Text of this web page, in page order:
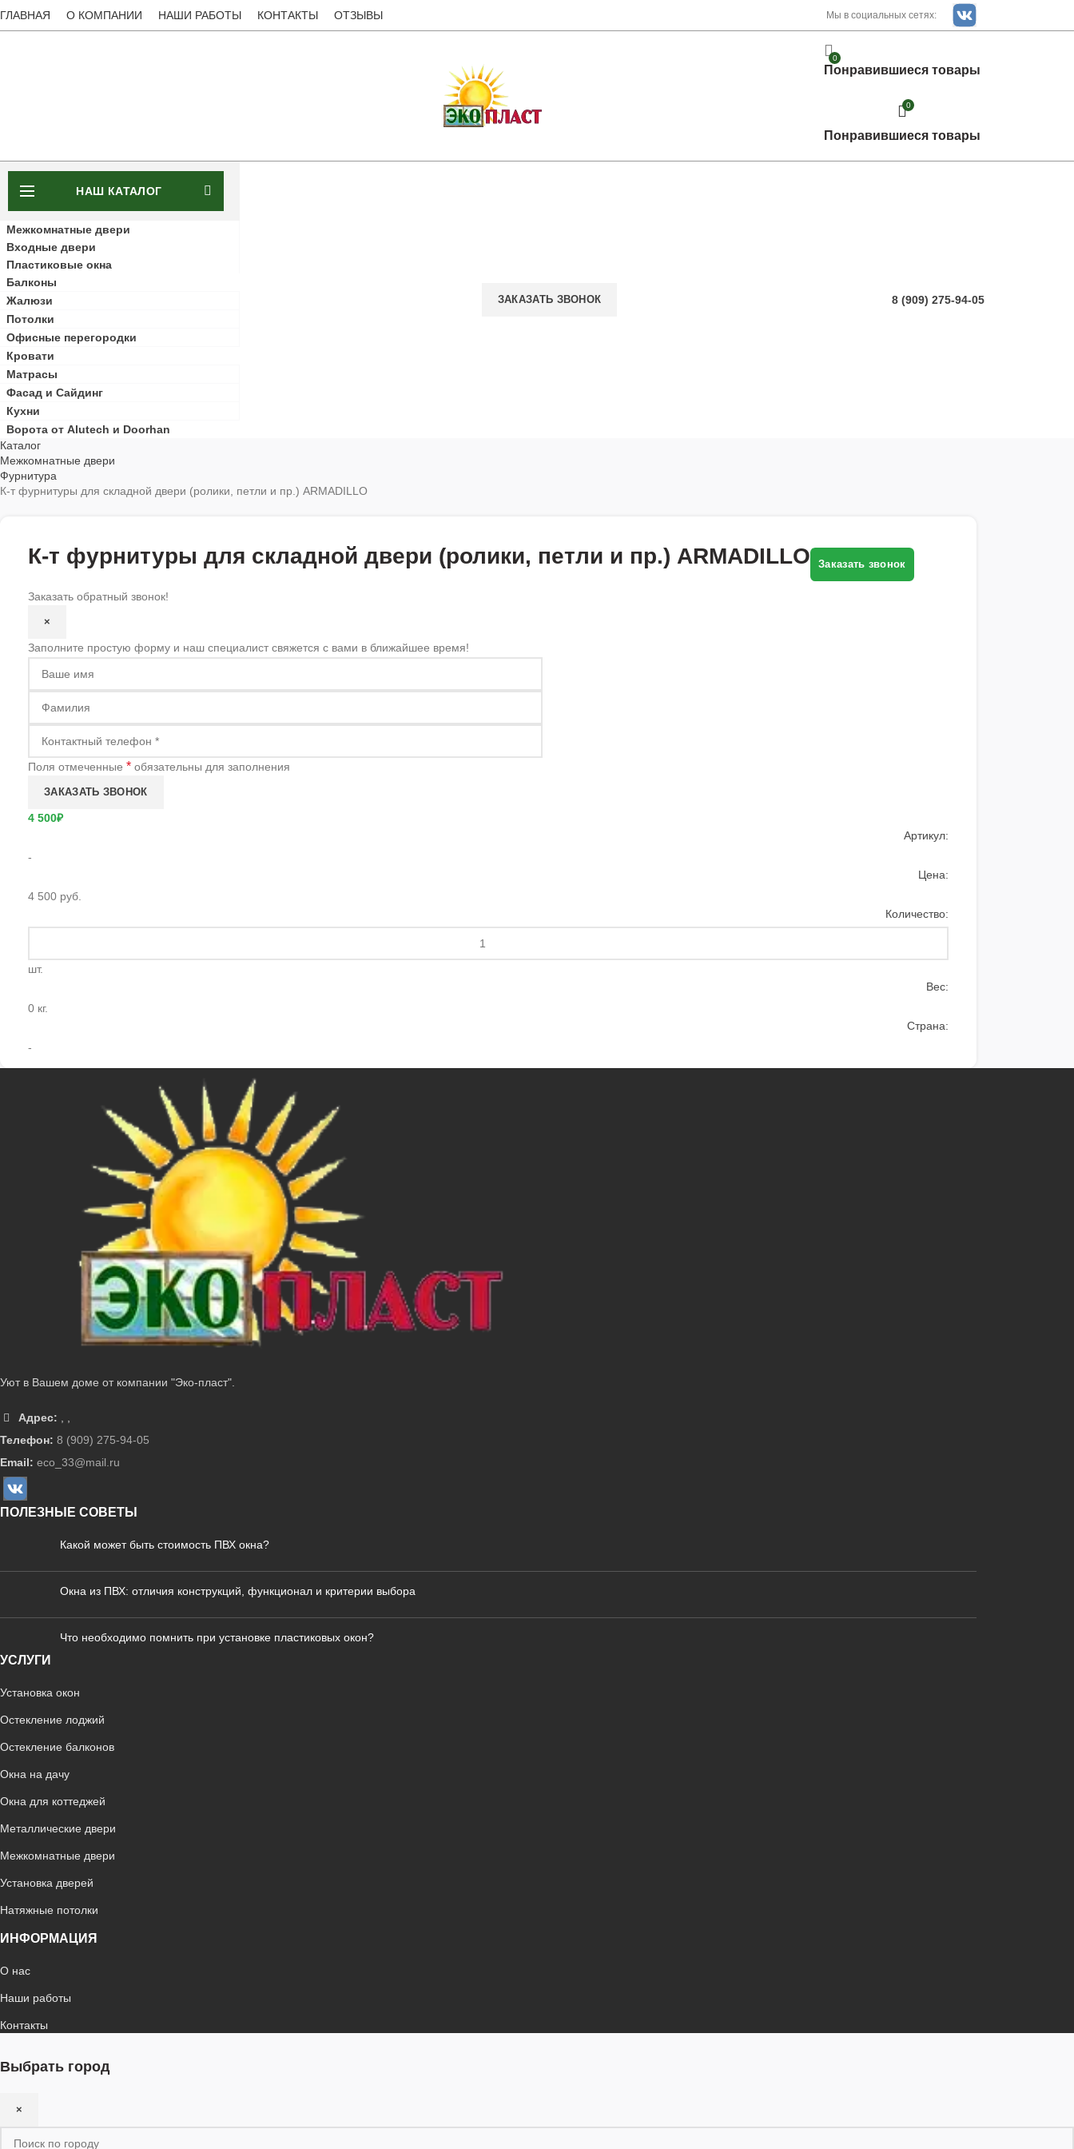
ГЛАВНАЯ О КОМПАНИИ НАШИ РАБОТЫ КОНТАКТЫ ОТЗЫВЫ Мы в социальных сетях:
0
Понравившиеся товары
0
Понравившиеся товары
НАШ КАТАЛОГ
Межкомнатные двери
Входные двери
Пластиковые окна
Балконы
Жалюзи
Потолки
Офисные перегородки
Кровати
Матрасы
Фасад и Сайдинг
Кухни
Ворота от Alutech и Doorhan
ЗАКАЗАТЬ ЗВОНОК 8 (909) 275-94-05
Каталог
Межкомнатные двери
Фурнитура
К-т фурнитуры для складной двери (ролики, петли и пр.) ARMADILLO
К-т фурнитуры для складной двери (ролики, петли и пр.) ARMADILLO Заказать звонок
Заказать обратный звонок!
×
Заполните простую форму и наш специалист свяжется с вами в ближайшее время!
Поля отмеченные * обязательны для заполнения
4 500₽
Артикул:
-
Цена:
4 500 руб.
Количество:
шт.
Вес:
0 кг.
Страна:
-
Уют в Вашем доме от компании "Эко-пласт".
Адрес: , ,
Телефон: 8 (909) 275-94-05
Email: eco_33@mail.ru
ПОЛЕЗНЫЕ СОВЕТЫ
Какой может быть стоимость ПВХ окна?
Окна из ПВХ: отличия конструкций, функционал и критерии выбора
Что необходимо помнить при установке пластиковых окон?
УСЛУГИ
Установка окон
Остекление лоджий
Остекление балконов
Окна на дачу
Окна для коттеджей
Металлические двери
Межкомнатные двери
Установка дверей
Натяжные потолки
ИНФОРМАЦИЯ
О нас
Наши работы
Контакты
Выбрать город
×